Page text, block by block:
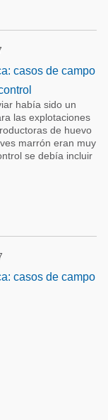
casos de campo
había sido un
las explotaciones
de huevo
marrón eran muy
se debía incluir
casos de campo